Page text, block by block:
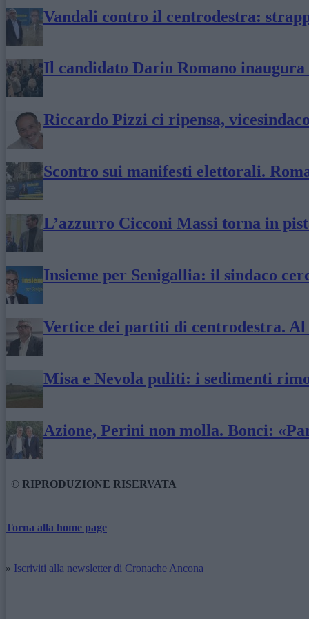
Vandali contro il centrodestra:
Il candidato Dario Romano
Riccardo Pizzi ci ripensa,
Scontro sui manifesti elettorali.
L’azzurro Cicconi Massi torna in
Insieme per Senigallia: il sindaco
Vertice dei partiti di centrodestra.
Misa e Nevola puliti: i sedimenti
Azione, Perini non molla. Bonci:
© RIPRODUZIONE RISERVATA
Torna alla home page
» Iscriviti alla newsletter di Cronache Ancona